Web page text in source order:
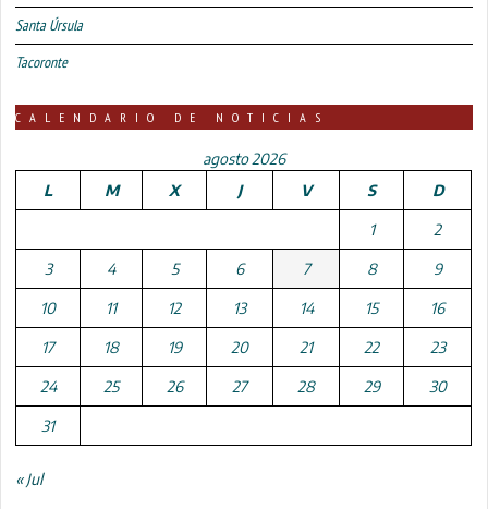
Santa Úrsula
Tacoronte
CALENDARIO DE NOTICIAS
agosto 2026
L
M X J V S D
1 2
3 4 5 6 7 8 9
10 11 12 13 14 15 16
17 18 19 20 21 22 23
24 25 26 27 28 29 30
31
« Jul